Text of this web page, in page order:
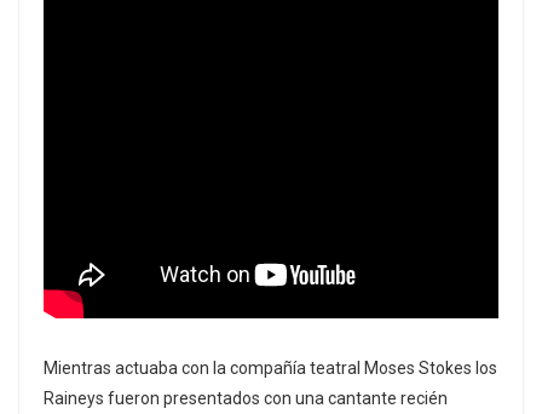
Mientras actuaba con la compañía teatral Moses Stokes los
Raineys fueron presentados con una cantante recién